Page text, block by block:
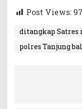
Post Views: 97
ditangkap Satres
polres Tanjung